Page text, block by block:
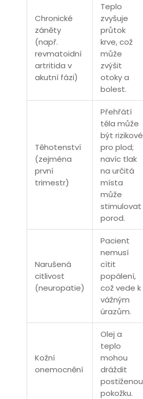
Chronické
záněty
(např.
revmatoidní
artritida v
akutní fázi)
Teplo
zvyšuje
průtok
krve, což
může
zvýšit
otoky a
bolest.
Těhotenství
(zejména
první
trimestr)
Přehřátí
těla může
být rizikové
pro plod;
navíc tlak
na určitá
místa
může
stimulovat
porod.
Narušená
citlivost
(neuropatie)
Pacient
nemusí
cítit
popálení,
což vede k
vážným
úrazům.
Kožní
onemocnění
Olej a
teplo
mohou
dráždit
postiženou
pokožku.